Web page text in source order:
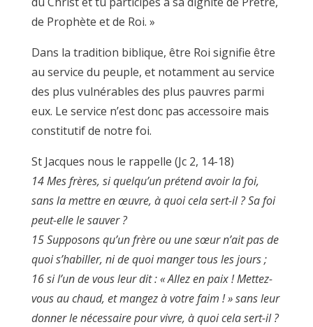
de Prophète et de Roi. »
Dans la tradition biblique, être Roi signifie être
au service du peuple, et notamment au service
des plus vulnérables des plus pauvres parmi
eux. Le service n’est donc pas accessoire mais
constitutif de notre foi.
St Jacques nous le rappelle (Jc 2, 14-18)
14 Mes frères, si quelqu’un prétend avoir la foi,
sans la mettre en œuvre, à quoi cela sert-il ? Sa foi
peut-elle le sauver ?
15 Supposons qu’un frère ou une sœur n’ait pas de
quoi s’habiller, ni de quoi manger tous les jours ;
16 si l’un de vous leur dit : « Allez en paix ! Mettez-
vous au chaud, et mangez à votre faim ! » sans leur
donner le nécessaire pour vivre, à quoi cela sert-il ?